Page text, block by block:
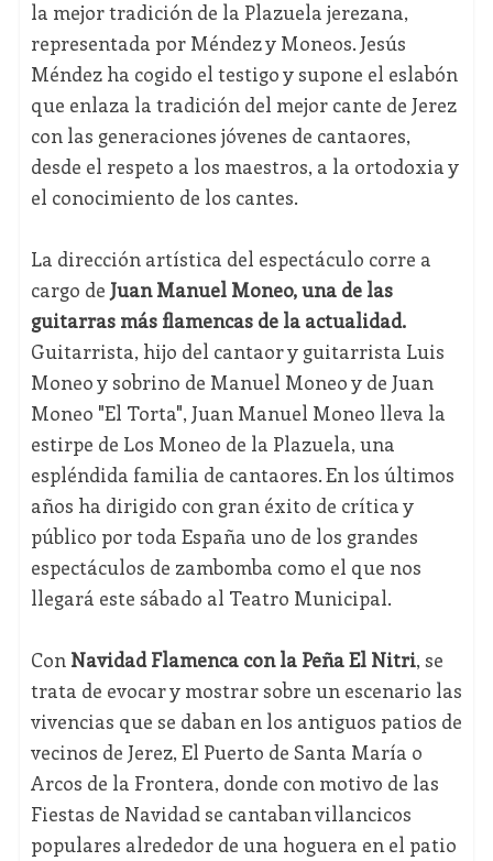
la mejor tradición de la Plazuela jerezana,
representada por Méndez y Moneos. Jesús
Méndez ha cogido el testigo y supone el eslabón
que enlaza la tradición del mejor cante de Jerez
con las generaciones jóvenes de cantaores,
desde el respeto a los maestros, a la ortodoxia y
el conocimiento de los cantes.
La dirección artística del espectáculo corre a
cargo de Juan Manuel Moneo, una de las
guitarras más flamencas de la actualidad.
Guitarrista, hijo del cantaor y guitarrista Luis
Moneo y sobrino de Manuel Moneo y de Juan
Moneo "El Torta", Juan Manuel Moneo lleva la
estirpe de Los Moneo de la Plazuela, una
espléndida familia de cantaores. En los últimos
años ha dirigido con gran éxito de crítica y
público por toda España uno de los grandes
espectáculos de zambomba como el que nos
llegará este sábado al Teatro Municipal.
Con Navidad Flamenca con la Peña El Nitri, se
trata de evocar y mostrar sobre un escenario las
vivencias que se daban en los antiguos patios de
vecinos de Jerez, El Puerto de Santa María o
Arcos de la Frontera, donde con motivo de las
Fiestas de Navidad se cantaban villancicos
populares alrededor de una hoguera en el patio